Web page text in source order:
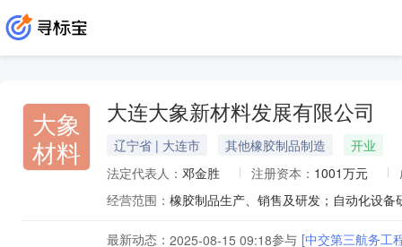
大象
材料
大连大象新材料发展有限公司
辽宁省 | 大连市 其他橡胶制品制造
开业
法定代表人： 邓金胜 注册资本： 1001万元
经营范围：
最新动态： 2025-08-15 09:18参与 [中交第三航务工